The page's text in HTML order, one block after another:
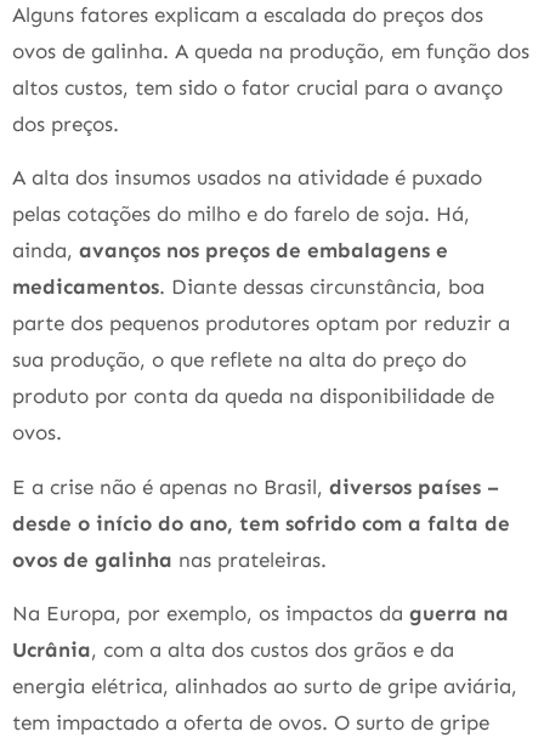
Alguns fatores explicam a escalada do preços dos
ovos de galinha. A queda na produção, em função dos
altos custos, tem sido o fator crucial para o avanço
dos preços.
A alta dos insumos usados na atividade é puxado
pelas cotações do milho e do farelo de soja. Há,
ainda, avanços nos preços de embalagens e
medicamentos. Diante dessas circunstância, boa
parte dos pequenos produtores optam por reduzir a
sua produção, o que reflete na alta do preço do
produto por conta da queda na disponibilidade de
ovos.
E a crise não é apenas no Brasil, diversos países –
desde o início do ano, tem sofrido com a falta de
ovos de galinha nas prateleiras.
Na Europa, por exemplo, os impactos da guerra na
Ucrânia, com a alta dos custos dos grãos e da
energia elétrica, alinhados ao surto de gripe aviária,
tem impactado a oferta de ovos. O surto de gripe